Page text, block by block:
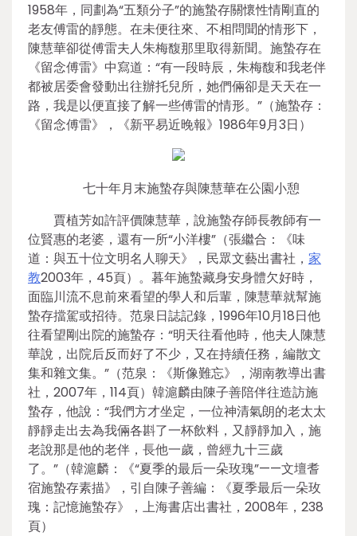
1958年，同劃為“五類分子”的施蟄存關懷性情剛直的
老友傅雷的靜態。在未便往來、不相問聞的情形下，
陳慧華卻從傅雷夫人朱梅馥那里取得新聞。施蟄存在
《留念傅雷》中寫道：“有一段時辰，朱梅馥和我老伴
都被居委會發動出往辦托兒所，她們倆卻是天天在一
路，我是以便直接了解一些傅雷的情形。”（施蟄存：
《留念傅雷》，《新平易近晚報》1986年9月3日）
七十年月末施蟄存與陳慧華在公園小憩
賈植芳如許評價陳慧華，說施蟄存師長教師有一
位賢惠的老婆，還有一所“小洋樓”（張繼合：《味
道：與五十位文明名人聊天》，民眾文藝出書社， 家
教2003年，45頁）。暮年施蟄藏身安身體欠好時，
面臨川流不息前來看望的學人和后輩，陳慧華就幫施
蟄存擋駕或招待。范泉日誌記錄，1996年10月18日他
往看望剛出院的施蟄存：“明天往看他時，他夫人陳慧
華說，出院后反而好了不少，又在持續任務，編散文
集和雜文集。”（范泉：《斯像難忘》，湖南教導出書
社，2007年，114頁）韓滬麟由陳子善陪伴往造訪施
蟄存，他說：“我們方才坐定，一位神清氣朗的老太太
靜靜走出去為我倆各斟了一杯飲料，又靜靜加入，施
老說那是他的老伴，長他一歲，曾經九十三歲
了。”（韓滬麟：《“夏季的最后一朵玫瑰”——文壇耆
宿施蟄存素描》，引自陳子善編：《夏季最后一朵玫
瑰：記憶施蟄存》，上海書店出書社，2008年，238
頁）